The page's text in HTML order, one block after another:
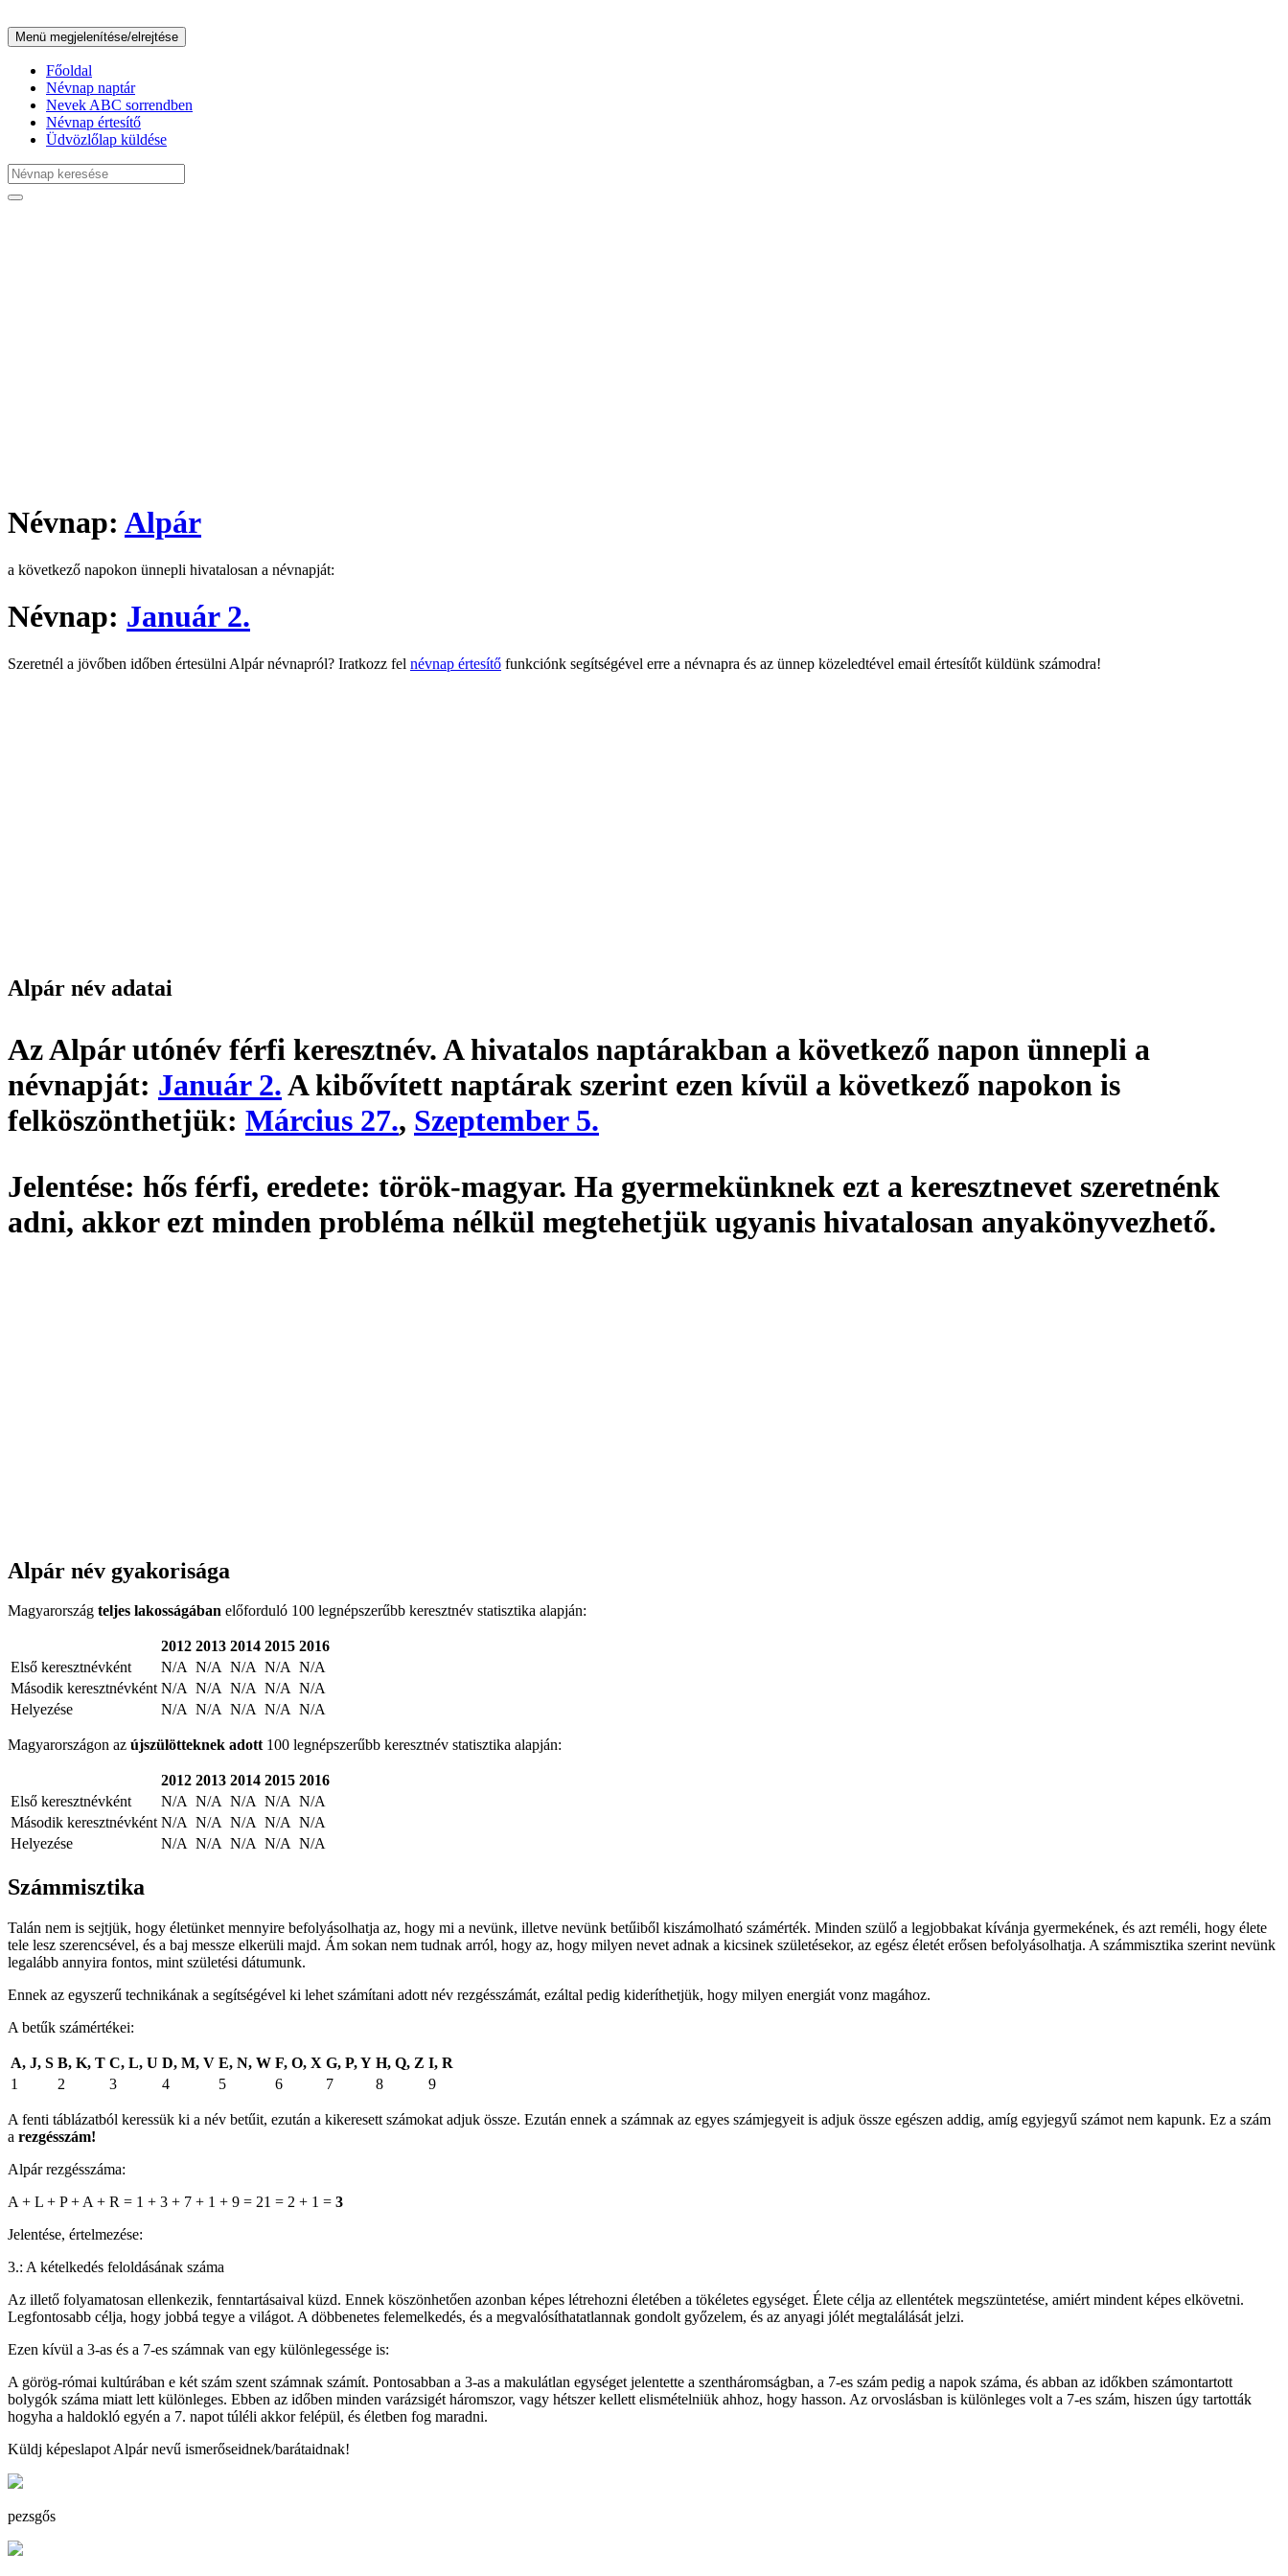
Menü megjelenítése/elrejtése
Főoldal
Névnap naptár
Nevek ABC sorrendben
Névnap értesítő
Üdvözlőlap küldése
Névnap: Alpár
a következő napokon ünnepli hivatalosan a névnapját:
Névnap: Január 2.
Szeretnél a jövőben időben értesülni Alpár névnapról? Iratkozz fel névnap értesítő funkciónk segítségével erre a névnapra és az ünnep közeledtével email értesítőt küldünk számodra!
Alpár név adatai
Az Alpár utónév férfi keresztnév. A hivatalos naptárakban a következő napon ünnepli a
névnapját: Január 2.A kibővített naptárak szerint ezen kívül a következő napokon is
felköszönthetjük: Március 27., Szeptember 5.
Jelentése: hős férfi, eredete: török-magyar. Ha gyermekünknek ezt a keresztnevet szeretnénk
adni, akkor ezt minden probléma nélkül megtehetjük ugyanis hivatalosan anyakönyvezhető.
Alpár név gyakorisága
Magyarország teljes lakosságában előforduló 100 legnépszerűbb keresztnév statisztika alapján:
2012 2013 2014 2015 2016
Első keresztnévként
N/A N/A N/A N/A N/A
Második keresztnévként N/A N/A N/A N/A N/A
Helyezése
N/A N/A N/A N/A N/A
Magyarországon az újszülötteknek adott100 legnépszerűbb keresztnév statisztika alapján:
2012 2013 2014 2015 2016
Első keresztnévként
N/A N/A N/A N/A N/A
Második keresztnévként N/A N/A N/A N/A N/A
Helyezése
N/A N/A N/A N/A N/A
Számmisztika
Talán nem is sejtjük, hogy életünket mennyire befolyásolhatja az, hogy mi a nevünk, illetve nevünk betűiből kiszámolható számérték. Minden szülő a legjobbakat kívánja gyermekének, és azt reméli, hogy élete
tele lesz szerencsével, és a baj messze elkerüli majd. Ám sokan nem tudnak arról, hogy az, hogy milyen nevet adnak a kicsinek születésekor, az egész életét erősen befolyásolhatja. A számmisztika szerint nevünk
legalább annyira fontos, mint születési dátumunk.
Ennek az egyszerű technikának a segítségével ki lehet számítani adott név rezgésszámát, ezáltal pedig kideríthetjük, hogy milyen energiát vonz magához.
A betűk számértékei:
A, J, S B, K, T C, L, U D, M, V E, N, W F, O, X G, P, Y H, Q, Z I, R
1
2 3 4 5 6 7 8 9
A fenti táblázatból keressük ki a név betűit, ezután a kikeresett számokat adjuk össze. Ezután ennek a számnak az egyes számjegyeit is adjuk össze egészen addig, amíg egyjegyű számot nem kapunk. Ez a szám
a rezgésszám!
Alpár rezgésszáma:
A + L + P + A + R = 1 + 3 + 7 + 1 + 9 = 21 = 2 + 1 = 3
Jelentése, értelmezése:
3.: A kételkedés feloldásának száma
Az illető folyamatosan ellenkezik, fenntartásaival küzd. Ennek köszönhetően azonban képes létrehozni életében a tökéletes egységet. Élete célja az ellentétek megszüntetése, amiért mindent képes elkövetni.
Legfontosabb célja, hogy jobbá tegye a világot. A döbbenetes felemelkedés, és a megvalósíthatatlannak gondolt győzelem, és az anyagi jólét megtalálását jelzi.
Ezen kívül a 3-as és a 7-es számnak van egy különlegessége is:
A görög-római kultúrában e két szám szent számnak számít. Pontosabban a 3-as a makulátlan egységet jelentette a szentháromságban, a 7-es szám pedig a napok száma, és abban az időkben számontartott
bolygók száma miatt lett különleges. Ebben az időben minden varázsigét háromszor, vagy hétszer kellett elismételniük ahhoz, hogy hasson. Az orvoslásban is különleges volt a 7-es szám, hiszen úgy tartották
hogyha a haldokló egyén a 7. napot túléli akkor felépül, és életben fog maradni.
Küldj képeslapot Alpár nevű ismerőseidnek/barátaidnak!
pezsgős